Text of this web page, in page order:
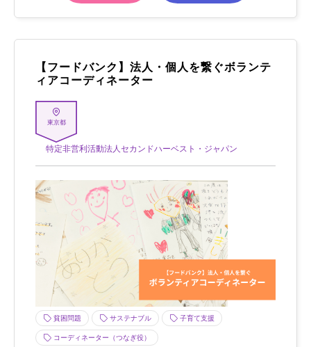
【フードバンク】法人・個人を繋ぐボランテ
ィアコーディネーター
東京都
特定非営利活動法人セカンドハーベスト・ジャパン
貧困問題 サステナブル 子育て支援
コーディネーター（つなぎ役）